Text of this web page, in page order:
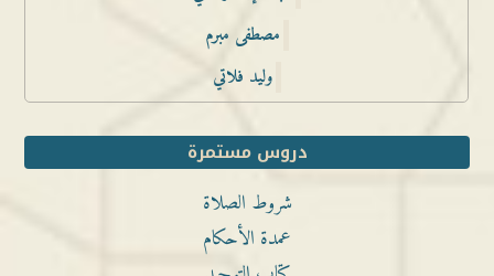
مصطفى مبرم
وليد فلاتي
دروس مستمرة
شروط الصلاة
عمدة الأحكام